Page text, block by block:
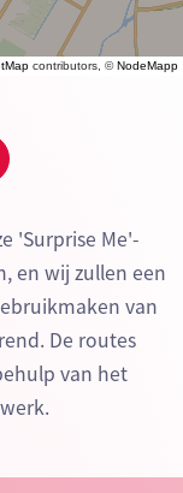
contributors, ©NodeMapp
'Surprise Me'-
en wij zullen een
van
De routes
van het